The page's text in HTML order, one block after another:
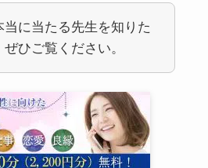
当に当たる先生を知りた
ひご覧ください。